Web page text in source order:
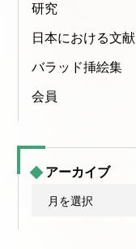
研究
日本における文献
バラッド挿絵集
会員
アーカイブ